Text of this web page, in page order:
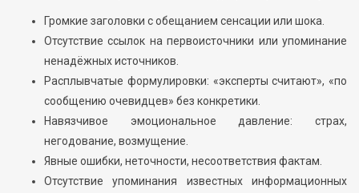
Громкие заголовки с обещанием сенсации или шока.
Отсутствие ссылок на первоисточники или упоминание
ненадёжных источников.
Расплывчатые формулировки: «эксперты считают», «по
сообщению очевидцев» без конкретики.
Навязчивое эмоциональное давление: страх,
негодование, возмущение.
Явные ошибки, неточности, несоответствия фактам.
Отсутствие упоминания известных информационных